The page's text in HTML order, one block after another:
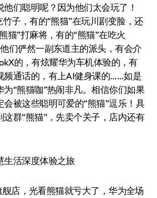
们聪明呢？因为他们太会玩了！
竹子，有的“熊猫”在玩川剧变脸，还
猫”打麻将，有的“熊猫”在吃火
们俨然一副东道主的派头，有会介
的，有炫耀华为车机体验的，有
频通话的，有上AI健身课的……如是
为“熊猫咖”热闹非凡。相信你们如果
会被这些聪明可爱的“熊猫”逗乐！具
这群“熊猫”，先卖个关子，店内还有
生活深度体验之旅
店，光看熊猫就亏大了，华为全场